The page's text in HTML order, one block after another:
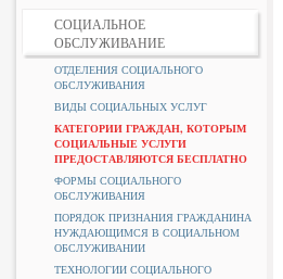
СОЦИАЛЬНОЕ
ОБСЛУЖИВАНИЕ
ОТДЕЛЕНИЯ СОЦИАЛЬНОГО
ОБСЛУЖИВАНИЯ
ВИДЫ СОЦИАЛЬНЫХ УСЛУГ
КАТЕГОРИИ ГРАЖДАН, КОТОРЫМ
СОЦИАЛЬНЫЕ УСЛУГИ
ПРЕДОСТАВЛЯЮТСЯ БЕСПЛАТНО
ФОРМЫ СОЦИАЛЬНОГО
ОБСЛУЖИВАНИЯ
ПОРЯДОК ПРИЗНАНИЯ ГРАЖДАНИНА
НУЖДАЮЩИМСЯ В СОЦИАЛЬНОМ
ОБСЛУЖИВАНИИ
ТЕХНОЛОГИИ СОЦИАЛЬНОГО